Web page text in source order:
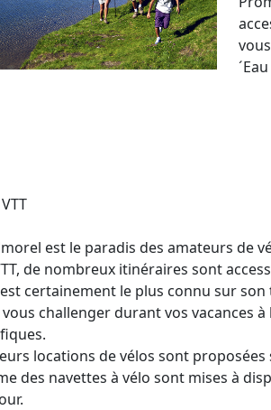
est le paradis des amateurs de
de nombreux itinéraires sont
certainement le plus connu sur
vous challenger durant vos vacances
locations de vélos sont
des navettes à vélo sont mises à